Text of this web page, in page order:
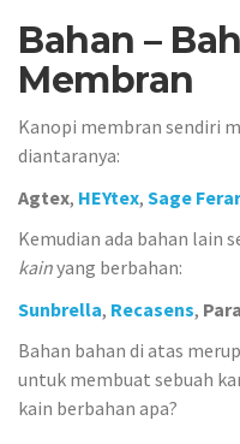
Bahan –
Membran
Kanopi membran sendiri
diantaranya:
Agtex, HEYtex, Sage
Kemudian ada bahan lain
kainyang berbahan:
Sunbrella, Recasens, Para
Bahan bahan di atas
untuk membuat sebuah
kain berbahan apa?